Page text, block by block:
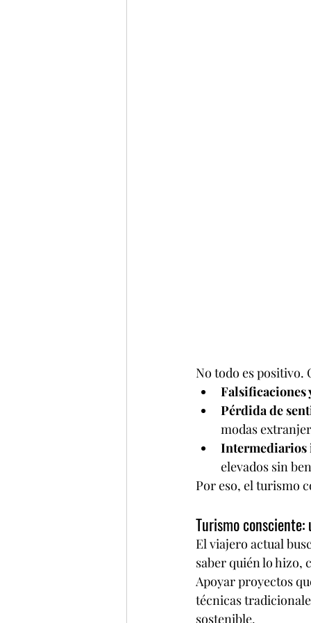
No todo es
Falsificaciones
Pérdida de
modas
Intermediarios
elevados sin
Por eso, el turismo
Turismo
El viajero actual
saber quién lo hizo,
Apoyar proyectos
técnicas
sostenible.